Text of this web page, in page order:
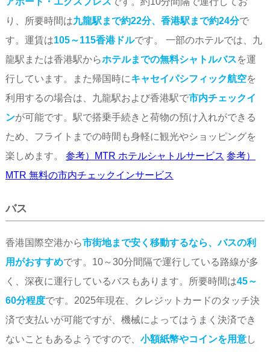
り、所要時間は九龍駅まで約22分、香港駅まで約24分で
す。運賃は105～115香港ドルです。 一部のホテルでは、九
龍駅または香港駅からホテルまでの無料シャトルバスを運
行しています。また帰国時にキャセイパシフィック航空を
利用するの場合は、九龍駅および香港駅で市内チェックイ
ンが可能です。駅で搭乗手続きと荷物の預け入れができる
ため、フライトまでの時間も身軽に観光やショッピングを
楽しめます。 参考）MTR ホテルシャトルサービス 参考）
MTR 無料の市内チェックインサービス
バス
香港国際空港から市街地まで安く移動するなら、バスの利
用がおすすめです。10～30分間隔で運行している路線が多
く、深夜に運行しているバスもあります。所要時間は45～
60分程度です。2025年現在、クレジットカードのタッチ決
済で支払いが可能ですが、機械によってはうまく決済でき
ないこともあるようですので、 小額紙幣やコインを用意し